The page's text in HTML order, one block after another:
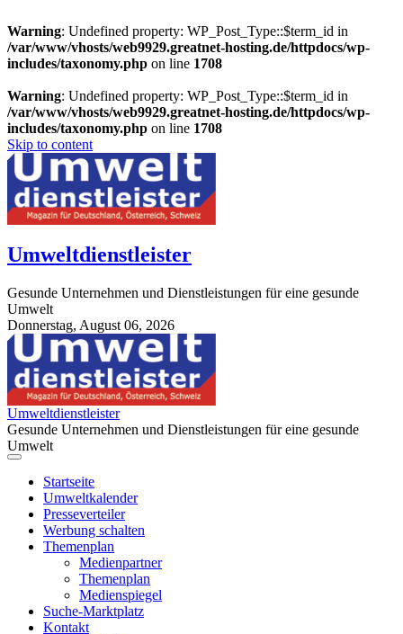
Warning: Undefined property: WP_Post_Type::$term_id in
/var/www/vhosts/web9929.greatnet-hosting.de/httpdocs/wp-
includes/taxonomy.php on line 1708
Warning: Undefined property: WP_Post_Type::$term_id in
/var/www/vhosts/web9929.greatnet-hosting.de/httpdocs/wp-
includes/taxonomy.php on line 1708
Skip to content
Umweltdienstleister
Gesunde Unternehmen und Dienstleistungen für eine gesunde
Umwelt
Donnerstag, August 06, 2026
StuttgartApotheke.com
Umweltdienstleister
Gesunde Unternehmen und Dienstleistungen für eine gesunde
Umwelt
Startseite
Umweltkalender
Presseverteiler
Werbung schalten
Themenplan
Medienpartner
Themenplan
Medienspiegel
Suche-Marktplatz
Kontakt